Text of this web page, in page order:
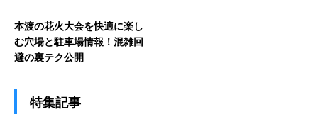
本渡の花火大会を快適に楽し
む穴場と駐車場情報！混雑回
避の裏テク公開
特集記事